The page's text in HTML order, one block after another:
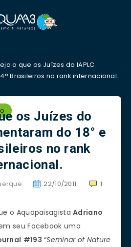
o que os Juízes do IAPLC
Brasileiros no rank internacional.
os Juízes do
do 18° e
no rank
22/10/2011 1
o AquapaisagistaAdriano
seu Facebook uma
#193 “Seminar of Nature